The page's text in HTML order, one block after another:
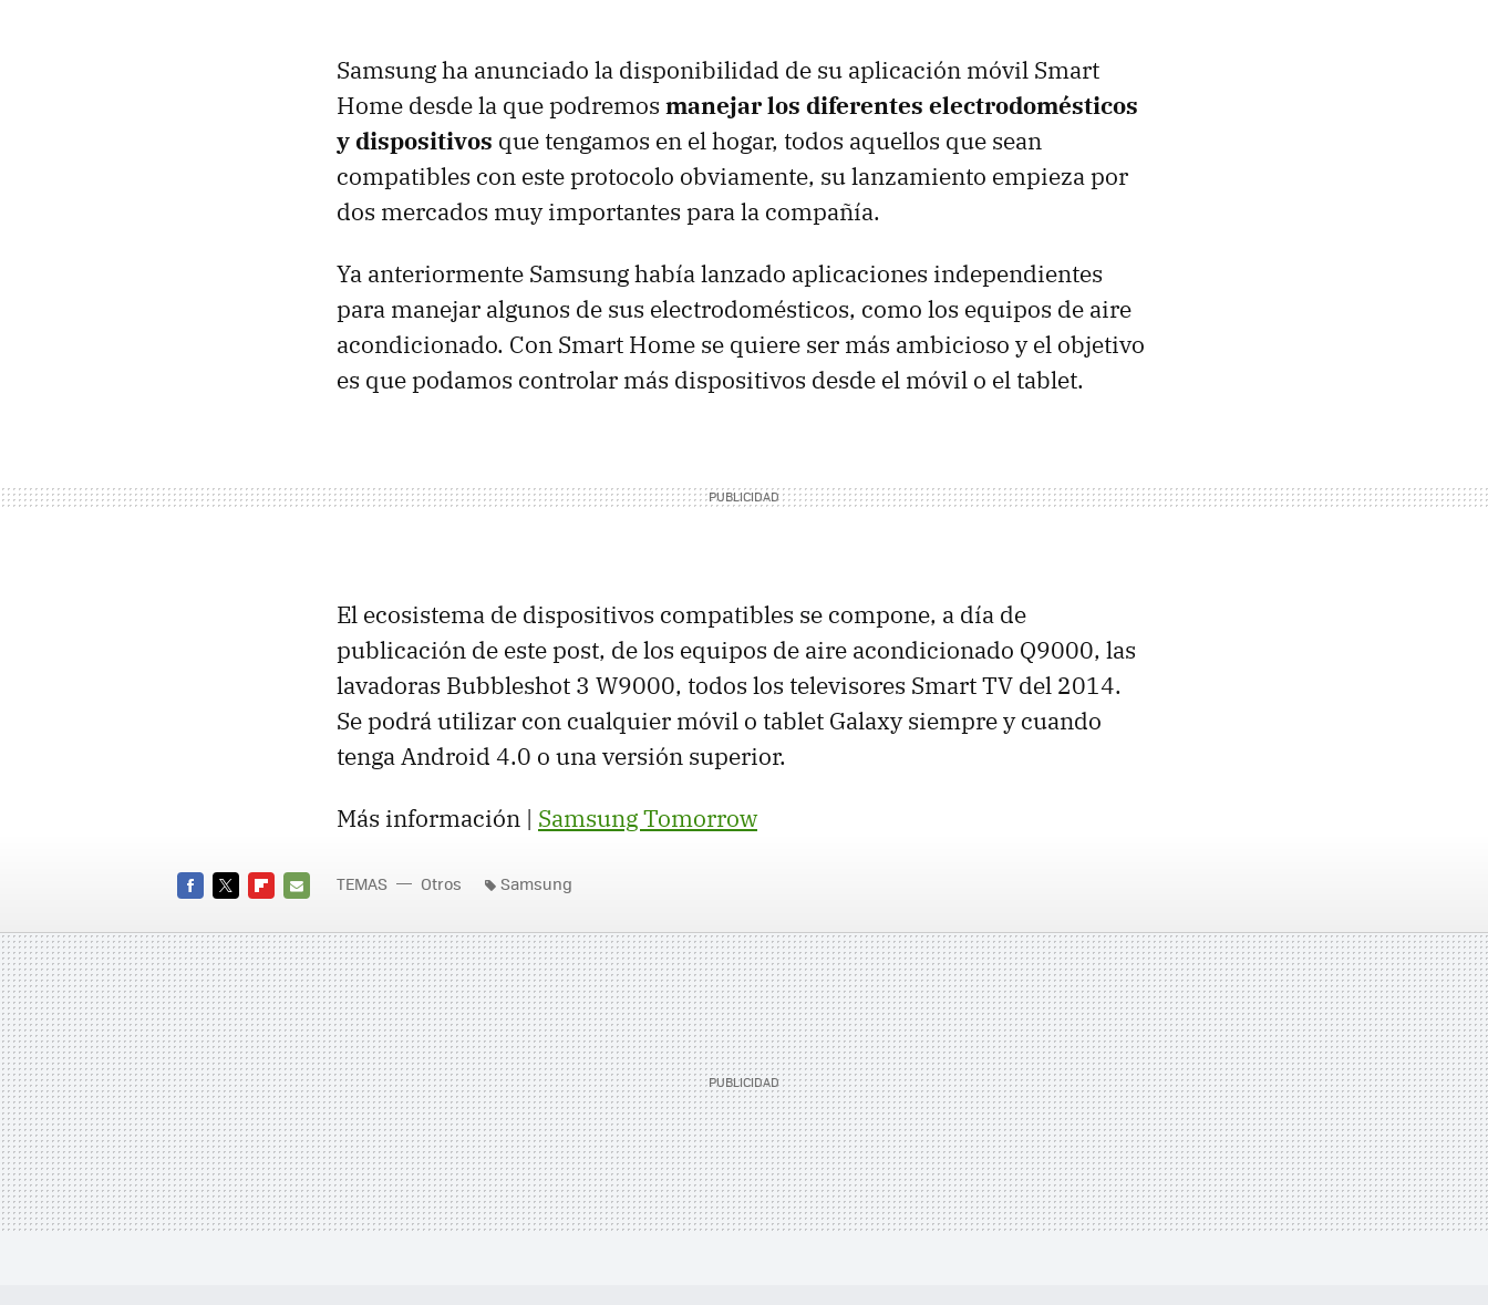
Samsung ha anunciado la disponibilidad de su aplicación móvil Smart
Home desde la que podremos manejar los diferentes electrodomésticos
y dispositivos que tengamos en el hogar, todos aquellos que sean
compatibles con este protocolo obviamente, su lanzamiento empieza por
dos mercados muy importantes para la compañía.
Ya anteriormente Samsung había lanzado aplicaciones independientes
para manejar algunos de sus electrodomésticos, como los equipos de aire
acondicionado. Con Smart Home se quiere ser más ambicioso y el objetivo
es que podamos controlar más dispositivos desde el móvil o el tablet.
El ecosistema de dispositivos compatibles se compone, a día de
publicación de este post, de los equipos de aire acondicionado Q9000, las
lavadoras Bubbleshot 3 W9000, todos los televisores Smart TV del 2014.
Se podrá utilizar con cualquier móvil o tablet Galaxy siempre y cuando
tenga Android 4.0 o una versión superior.
Más información | Samsung Tomorrow
MAIL
TEMAS Otros Samsung